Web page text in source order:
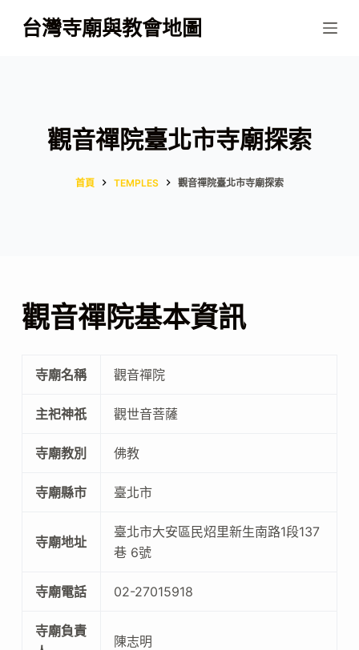
跳
至
台灣寺廟與教會地圖
觀音禪院臺北市寺廟探索
首頁 TEMPLES 觀音禪院臺北市寺廟探索
觀音禪院基本資訊
寺廟名稱 觀音禪院
主祀神祇 觀世音菩薩
寺廟教別 佛教
寺廟縣市 臺北市
寺廟地址
臺北市大安區民炤里新生南路1段137
巷 6號
寺廟電話 02-27015918
寺廟負責
陳志明